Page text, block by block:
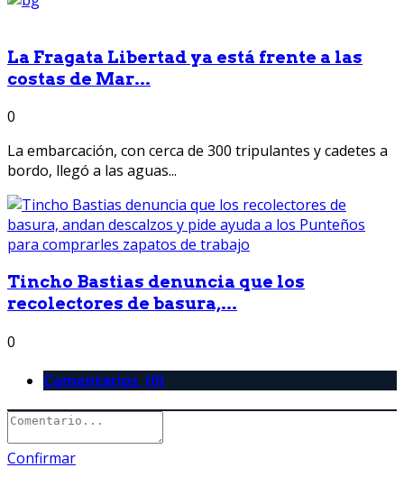
La Fragata Libertad ya está frente a las
costas de Mar...
0
La embarcación, con cerca de 300 tripulantes y cadetes a
bordo, llegó a las aguas...
Tincho Bastias denuncia que los
recolectores de basura,...
0
Comentarios (0)
Confirmar